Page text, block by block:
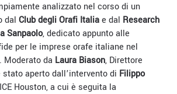
analizzato nel corso di un
dal Club degli Orafi Italiae dal Research
Sanpaolo, dedicato appunto alle
per le imprese orafe italiane nel
Moderato da Laura Biason, Direttore
stato aperto dall’intervento di Filippo
Houston, a cui è seguita la